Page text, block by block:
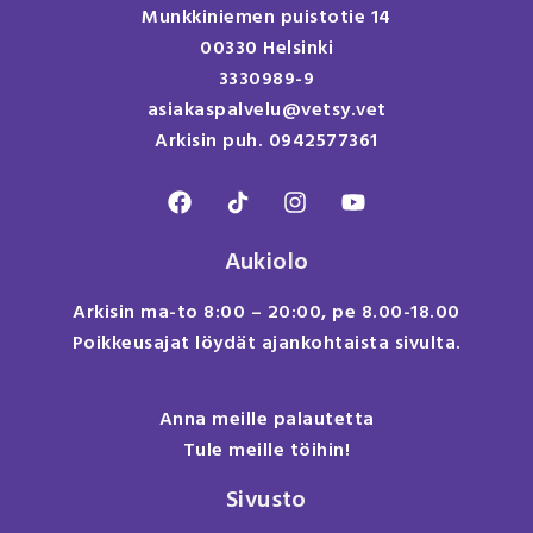
Munkkiniemen puistotie 14
00330 Helsinki
3330989-9
asiakaspalvelu@vetsy.vet
Arkisin puh. 0942577361
Aukiolo
Arkisin ma-to 8:00 – 20:00, pe 8.00-18.00
Poikkeusajat löydät ajankohtaista sivulta.
Anna meille palautetta
Tule meille töihin!
Sivusto